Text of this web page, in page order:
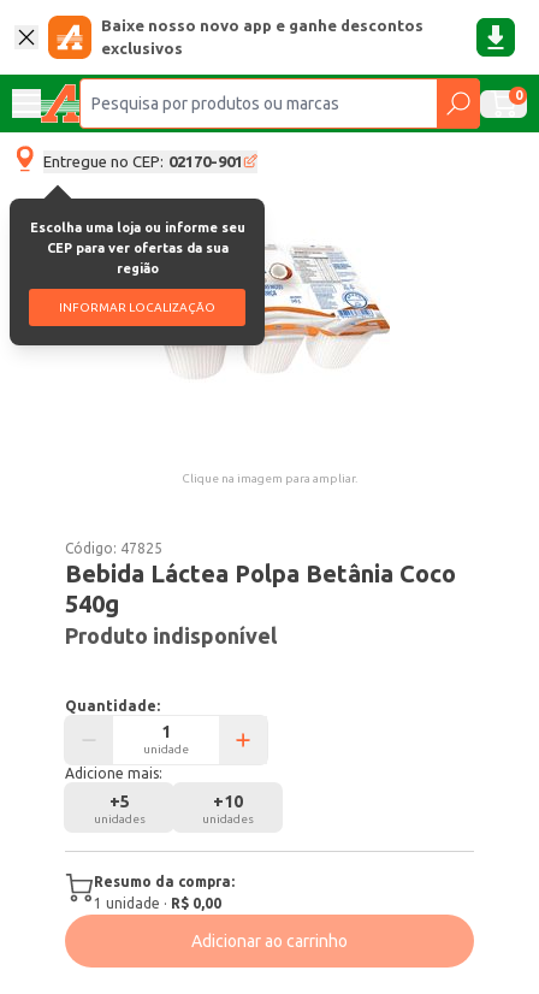
Baixe nosso novo app e ganhe descontos
exclusivos
0
Entregue no CEP: 02170-901
Escolha uma loja ou informe seu
CEP para ver ofertas da sua
região
INFORMAR LOCALIZAÇÃO
Clique na imagem para ampliar.
Código: 47825
Bebida Láctea Polpa Betânia Coco
540g
Produto indisponível
Quantidade:
unidade
Adicione mais:
+5
unidades
+10
unidades
Resumo da compra:
1 unidade · R$ 0,00
Adicionar ao carrinho